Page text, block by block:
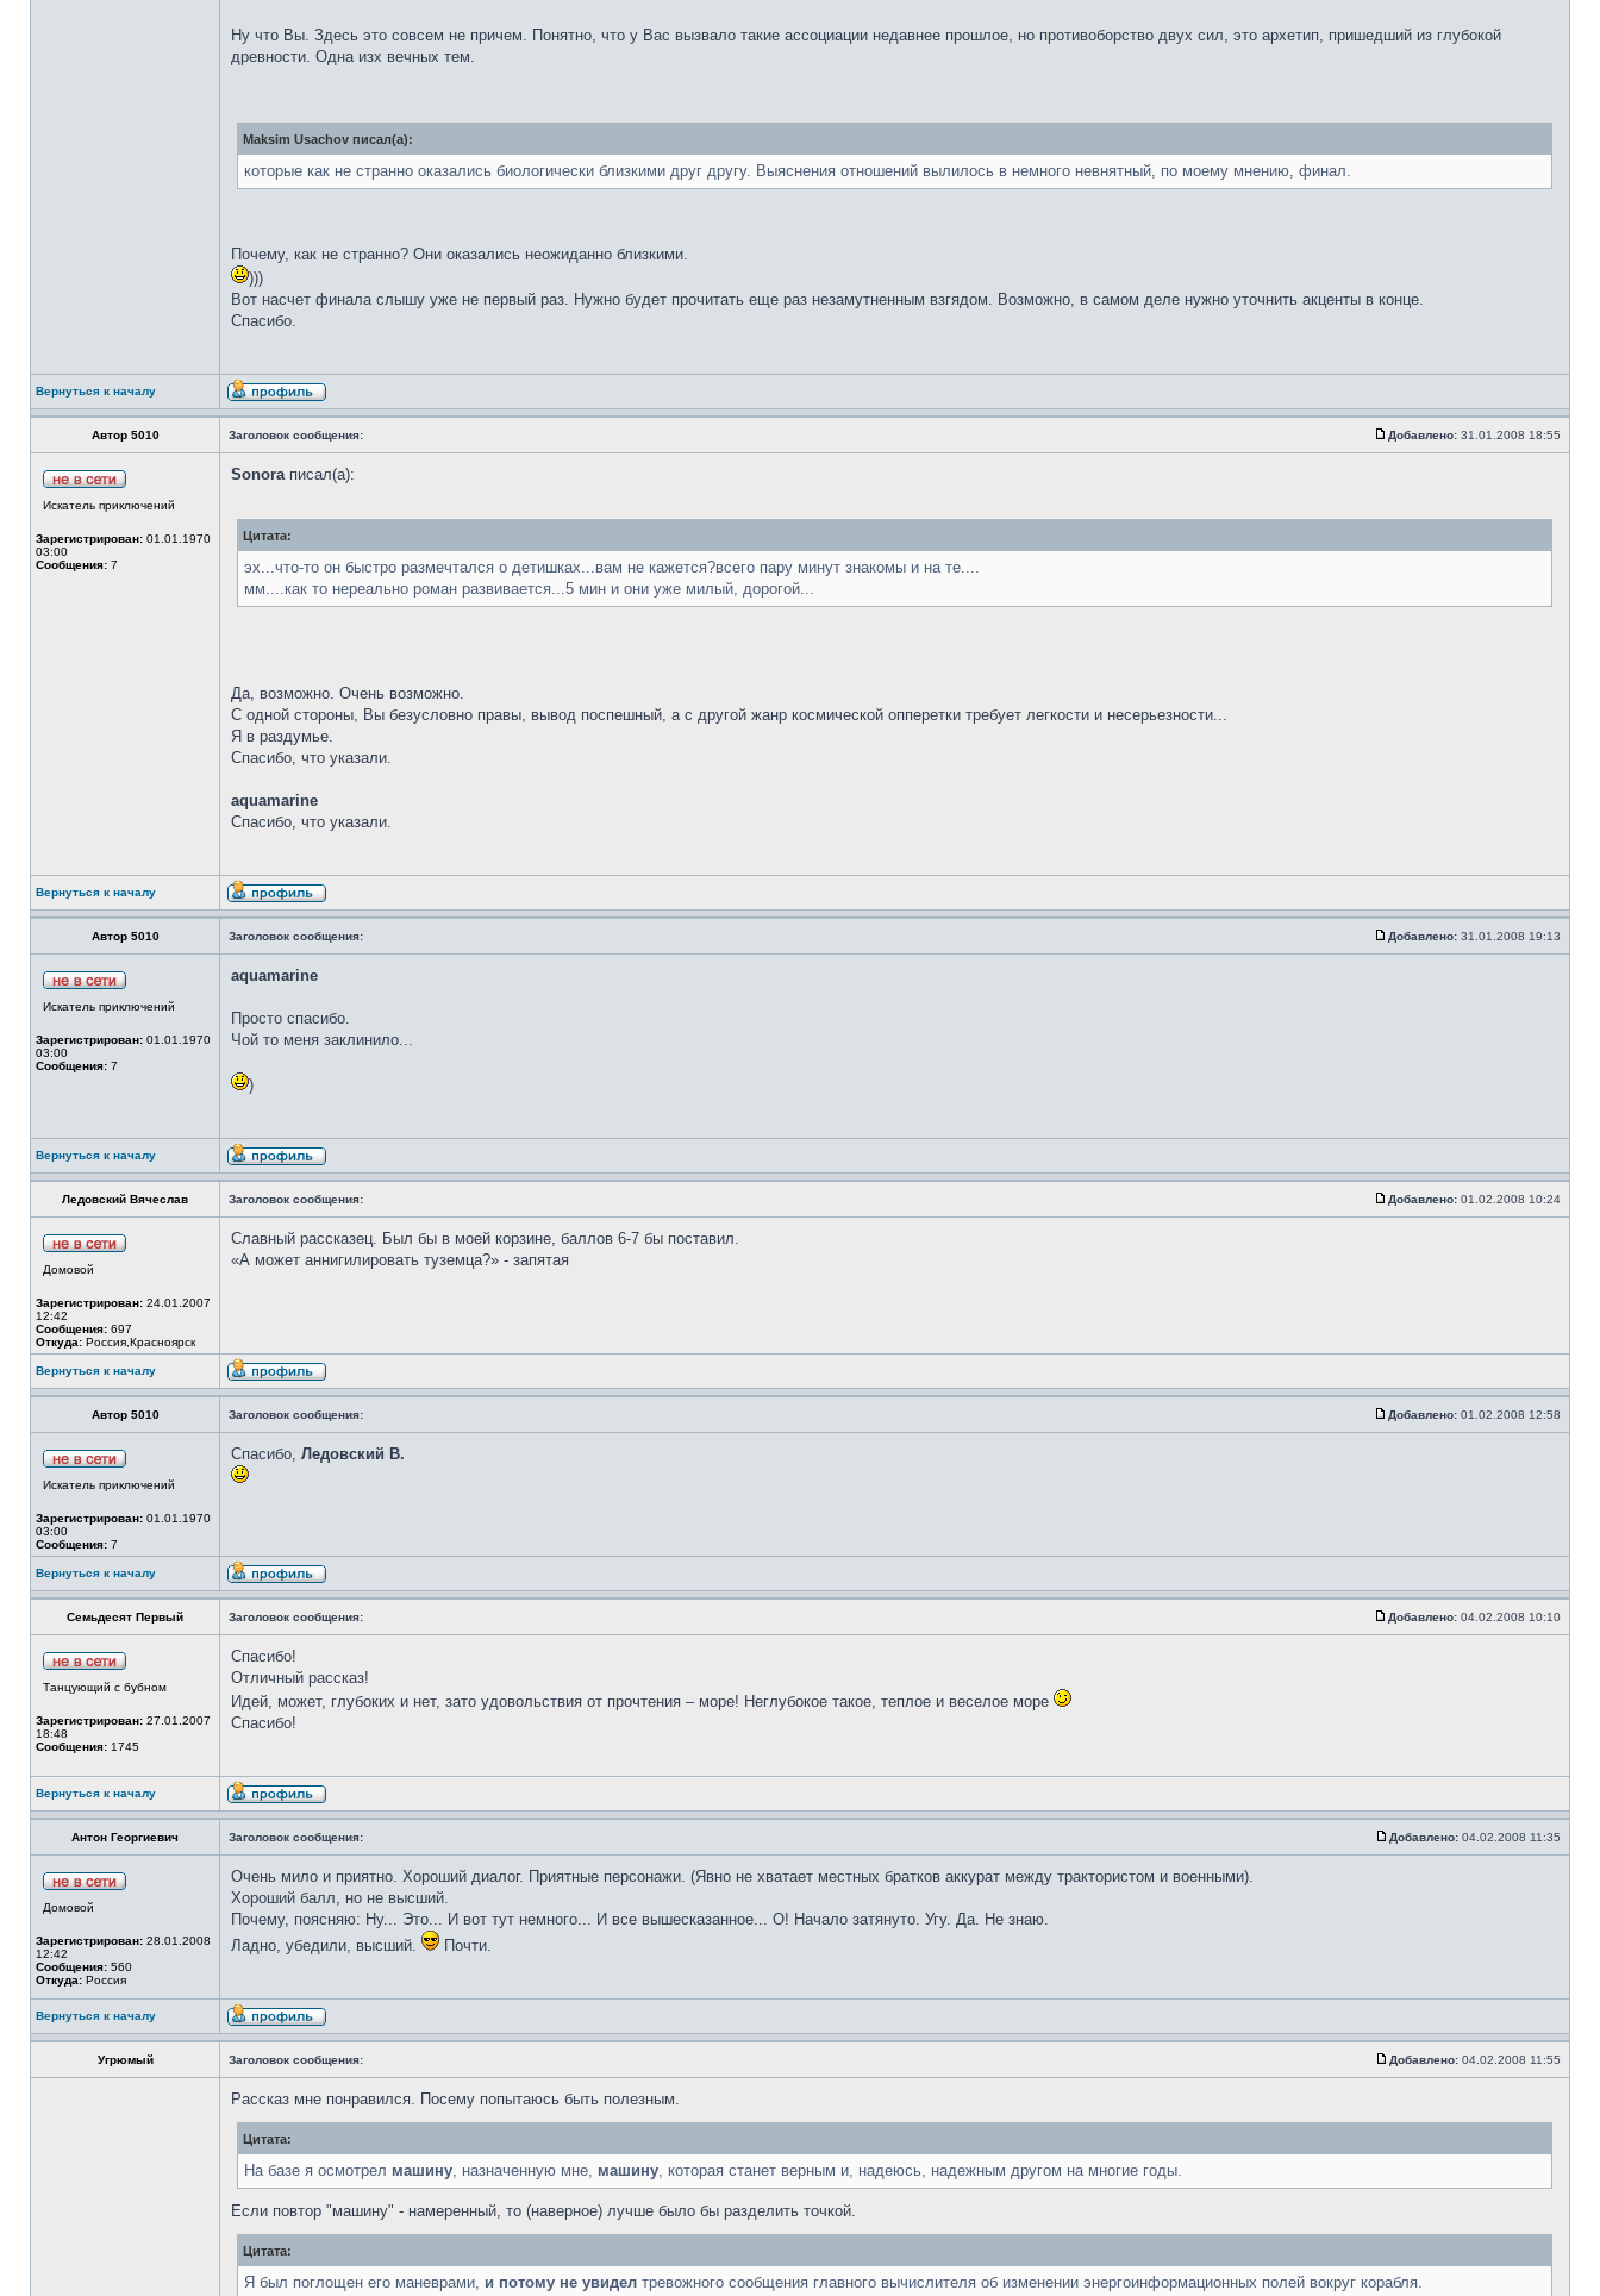
Ну что Вы. Здесь это совсем не причем. Понятно, что у Вас вызвало такие ассоциации недавнее прошлое, но противоборство двух сил, это архетип, пришедший из глубокой
древности. Одна изх вечных тем.
Maksim Usachov писал(а):
которые как не странно оказались биологически близкими друг другу. Выяснения отношений вылилось в немного невнятный, по моему мнению, финал.
Почему, как не странно? Они оказались неожиданно близкими.
)))
Вот насчет финала слышу уже не первый раз. Нужно будет прочитать еще раз незамутненным взгядом. Возможно, в самом деле нужно уточнить акценты в конце.
Спасибо.
Вернуться к началу
Автор 5010 Заголовок сообщения: Добавлено: 31.01.2008 18:55
Искатель приключений
Зарегистрирован: 01.01.1970
03:00
Сообщения: 7
Sonoraписал(а):
Цитата:
эх...что-то он быстро размечтался о детишках...вам не кажется?всего пару минут знакомы и на те....
мм....как то нереально роман развивается...5 мин и они уже милый, дорогой...
Да, возможно. Очень возможно.
С одной стороны, Вы безусловно правы, вывод поспешный, а с другой жанр космической опперетки требует легкости и несерьезности...
Я в раздумье.
Спасибо, что указали.
aquamarine
Спасибо, что указали.
Вернуться к началу
Автор 5010 Заголовок сообщения: Добавлено: 31.01.2008 19:13
Искатель приключений
Зарегистрирован: 01.01.1970
03:00
Сообщения: 7
aquamarine
Просто спасибо.
Чой то меня заклинило...
)
Вернуться к началу
Ледовский Вячеслав Заголовок сообщения: Добавлено: 01.02.2008 10:24
Домовой
Зарегистрирован: 24.01.2007
12:42
Сообщения: 697
Откуда: Россия,Красноярск
Славный рассказец. Был бы в моей корзине, баллов 6-7 бы поставил.
«А может аннигилировать туземца?» - запятая
Вернуться к началу
Автор 5010 Заголовок сообщения: Добавлено: 01.02.2008 12:58
Искатель приключений
Зарегистрирован: 01.01.1970
03:00
Сообщения: 7
Спасибо, Ледовский В.
Вернуться к началу
Семьдесят Первый Заголовок сообщения: Добавлено: 04.02.2008 10:10
Танцующий с бубном
Зарегистрирован: 27.01.2007
18:48
Сообщения: 1745
Спасибо!
Отличный рассказ!
Идей, может, глубоких и нет, зато удовольствия от прочтения – море! Неглубокое такое, теплое и веселое море
Спасибо!
Вернуться к началу
Антон Георгиевич Заголовок сообщения: Добавлено: 04.02.2008 11:35
Домовой
Зарегистрирован: 28.01.2008
12:42
Сообщения: 560
Откуда: Россия
Очень мило и приятно. Хороший диалог. Приятные персонажи. (Явно не хватает местных братков аккурат между трактористом и военными).
Хороший балл, но не высший.
Почему, поясняю: Ну... Это... И вот тут немного... И все вышесказанное... О! Начало затянуто. Угу. Да. Не знаю.
Ладно, убедили, высший.
Почти.
Вернуться к началу
Угрюмый Заголовок сообщения: Добавлено: 04.02.2008 11:55
Рассказ мне понравился. Посему попытаюсь быть полезным.
Цитата:
На базе я осмотрел машину, назначенную мне, машину, которая станет верным и, надеюсь, надежным другом на многие годы.
Если повтор "машину" - намеренный, то (наверное) лучше было бы разделить точкой.
Цитата:
Я был поглощен его маневрами, и потому не увидел тревожного сообщения главного вычислителя об изменении энергоинформационных полей вокруг корабля.